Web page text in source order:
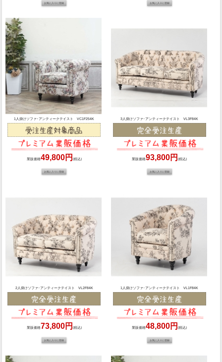
1人掛けソファ･アンティークテイスト VC1F254K
業販価格49,800円 (税込)
3人掛けソファ･アンティークテイスト VL3F84K
業販価格93,800円(税込)
2人掛けソファ･アンティークテイスト VL2F84K
業販価格73,800円 (税込)
1人掛けソファ･アンティークテイスト VL1F84K
業販価格48,800円(税込)